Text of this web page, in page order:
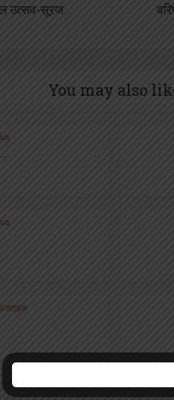
उत्सव-सूरज
You may also